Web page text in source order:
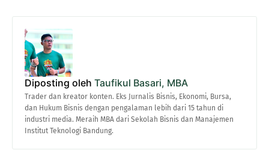
Diposting oleh Taufikul Basari, MBA
Trader dan kreator konten. Eks Jurnalis Bisnis, Ekonomi, Bursa,
dan Hukum Bisnis dengan pengalaman lebih dari 15 tahun di
industri media. Meraih MBA dari Sekolah Bisnis dan Manajemen
Institut Teknologi Bandung.